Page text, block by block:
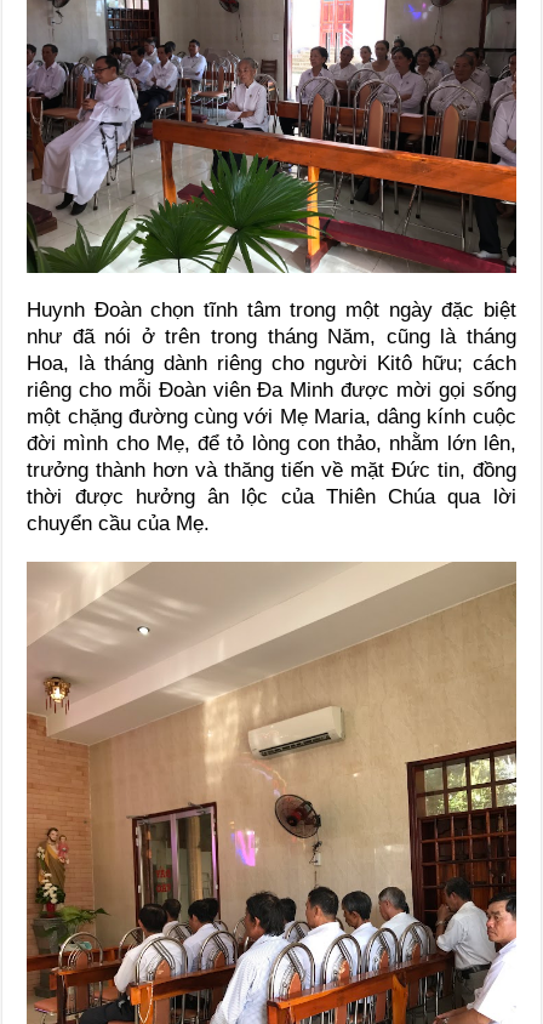
Huynh Đoàn chọn tĩnh tâm trong một ngày đặc biệt
như đã nói ở trên trong tháng Năm, cũng là tháng
Hoa, là tháng dành riêng cho người Kitô hữu; cách
riêng cho mỗi Đoàn viên Đa Minh được mời gọi sống
một chặng đường cùng với Mẹ Maria, dâng kính cuộc
đời mình cho Mẹ, để tỏ lòng con thảo, nhằm lớn lên,
trưởng thành hơn và thăng tiến về mặt Đức tin, đồng
thời được hưởng ân lộc của Thiên Chúa qua lời
chuyển cầu của Mẹ.